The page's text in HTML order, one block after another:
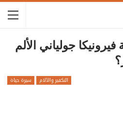
جولياني الألم
التكفير والآلام سيرة حياة